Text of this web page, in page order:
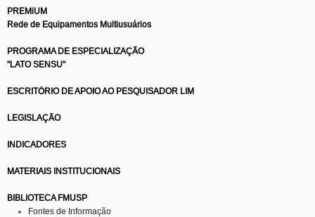
PREMiUM
Rede de Equipamentos Multiusuários
PROGRAMA DE ESPECIALIZAÇÃO
"LATO SENSU"
ESCRITÓRIO DE APOIO AO PESQUISADOR LIM
LEGISLAÇÃO
INDICADORES
MATERIAIS INSTITUCIONAIS
BIBLIOTECA FMUSP
Fontes de Informação